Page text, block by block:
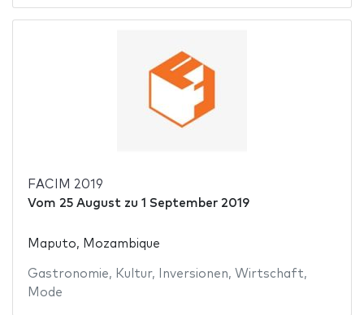
FACIM 2019
Vom 25 Augustzu 1 September 2019
Maputo, Mozambique
Gastronomie, Kultur, Inversionen, Wirtschaft,
Mode